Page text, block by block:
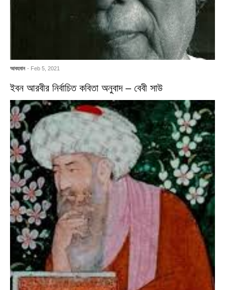
আবহমান - Feb 5, 2021
ইবন আরবীর নির্বাচিত কবিতা অনুবাদ – বেবী সাউ